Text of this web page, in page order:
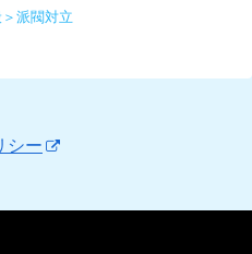
派閥対立
シー